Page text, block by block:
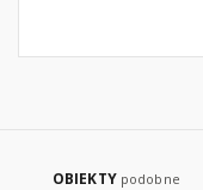
OBIEKTY podobne